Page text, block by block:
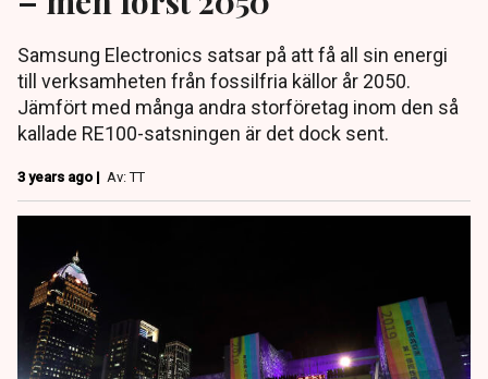
Samsung Electronics satsar på att få all sin energi
till verksamheten från fossilfria källor år 2050.
Jämfört med många andra storföretag inom den så
kallade RE100-satsningen är det dock sent.
3 years ago | Av: TT